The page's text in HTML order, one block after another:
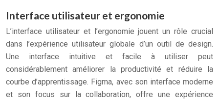
Interface utilisateur et ergonomie
L’interface utilisateur et l’ergonomie jouent un rôle crucial
dans l’expérience utilisateur globale d’un outil de design.
Une interface intuitive et facile à utiliser peut
considérablement améliorer la productivité et réduire la
courbe d’apprentissage. Figma, avec son interface moderne
et son focus sur la collaboration, offre une expérience